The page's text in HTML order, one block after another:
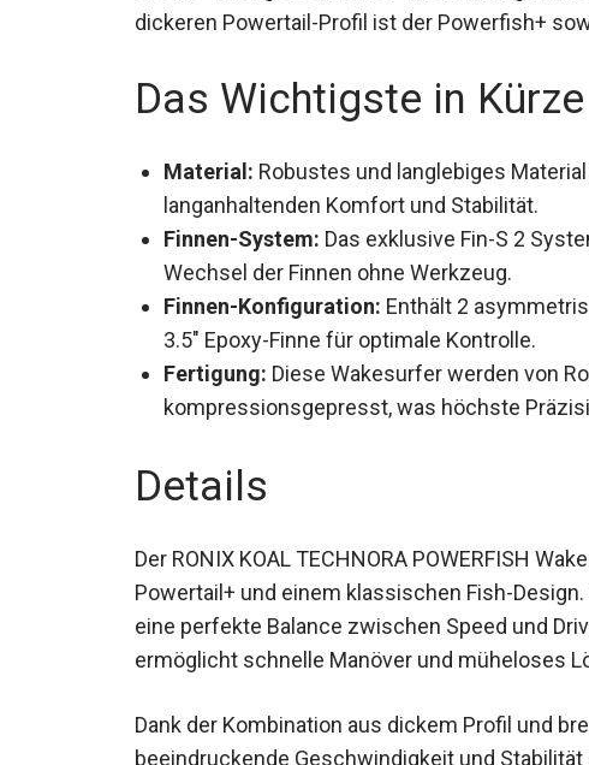
dickeren Powertail-Profil ist der Powerfish+
Das Wichtigste in Kürze
Material: Robustes und langlebiges
für langanhaltenden Komfort und Stabilität.
Finnen-System: Das exklusive Fin-S 2
Wechsel der Finnen ohne Werkzeug.
Finnen-Konfiguration: Enthält 2
3.5″ Epoxy-Finne für optimale Kontrolle.
Fertigung: Diese Wakesurfer werden von
kompressionsgepresst, was höchste
Details
Der RONIX KOAL TECHNORA POWERFISH
dem Powertail+ und einem klassischen Fish-
bietet eine perfekte Balance zwischen Speed
Design ermöglicht schnelle Manöver und
Dank der Kombination aus dickem Profil und
beeindruckende Geschwindigkeit und